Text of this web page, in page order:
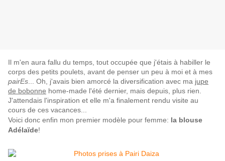
Il m'en aura fallu du temps, tout occupée que j'étais à habiller le
corps des petits poulets, avant de penser un peu à moi et à mes
pairEs ... Oh, j'avais bien amorcé la diversification avec ma jupe
de bobonne home-made l'été dernier, mais depuis, plus rien.
J'attendais l'inspiration et elle m'a finalement rendu visite au
cours de ces vacances...
Voici donc enfin mon premier modèle pour femme: la blouse
Adélaïde!